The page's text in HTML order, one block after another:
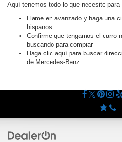
Aquí tenemos todo lo que necesite para
Llame en avanzado y haga una
hispanos
Confirme que tengamos el carro
buscando para comprar
Haga clic aquí para buscar
de Mercedes-Benz